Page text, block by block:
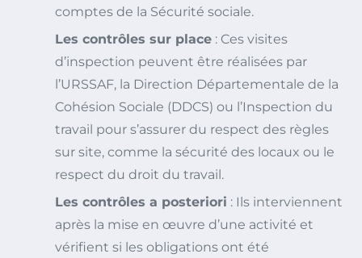
comptes de la Sécurité sociale.
Les contrôles sur place : Ces visites
d’inspection peuvent être réalisées par
l’URSSAF, la Direction Départementale de la
Cohésion Sociale (DDCS) ou l’Inspection du
travail pour s’assurer du respect des règles
sur site, comme la sécurité des locaux ou le
respect du droit du travail.
Les contrôles a posteriori : Ils interviennent
après la mise en œuvre d’une activité et
vérifient si les obligations ont été